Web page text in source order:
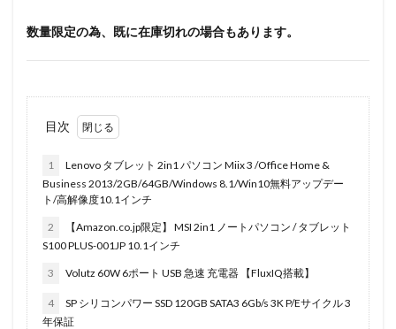
数量限定の為、既に在庫切れの場合もあります。
目次
1
Lenovo タブレット 2in1 パソコン Miix 3 /Office Home &
Business 2013/2GB/64GB/Windows 8.1/Win10無料アップデー
ト/高解像度10.1インチ
2
【Amazon.co.jp限定】 MSI 2in1 ノートパソコン / タブレット
S100 PLUS-001JP 10.1インチ
3 Volutz 60W 6ポート USB 急速 充電器 【FluxIQ搭載】
4
SP シリコンパワー SSD 120GB SATA3 6Gb/s 3K P/Eサイクル 3
年保証